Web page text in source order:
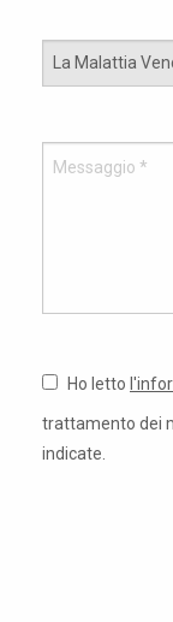
Ho letto
trattamento dei
indicate.